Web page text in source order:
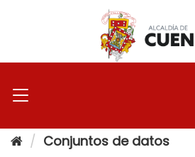
Conjuntos de datos